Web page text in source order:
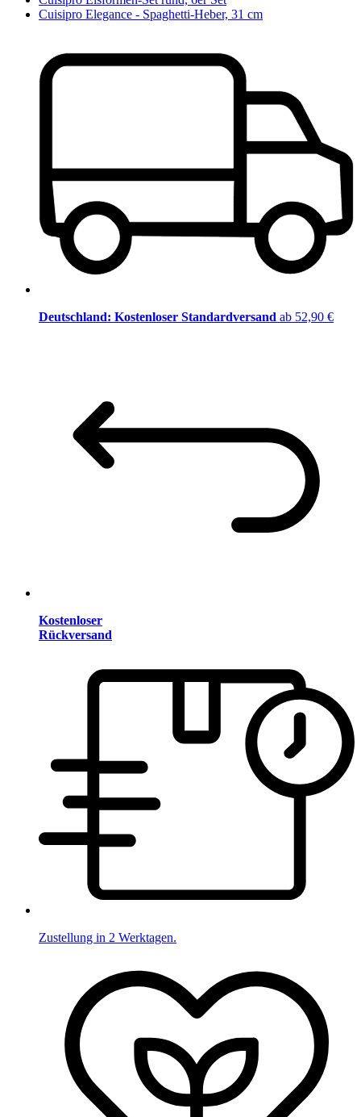
Cuisipro Elegance - Spaghetti-Heber, 31 cm
Deutschland: Kostenloser Standardversand ab 52,90 €
Kostenloser
Rückversand
Zustellung in 2 Werktagen.